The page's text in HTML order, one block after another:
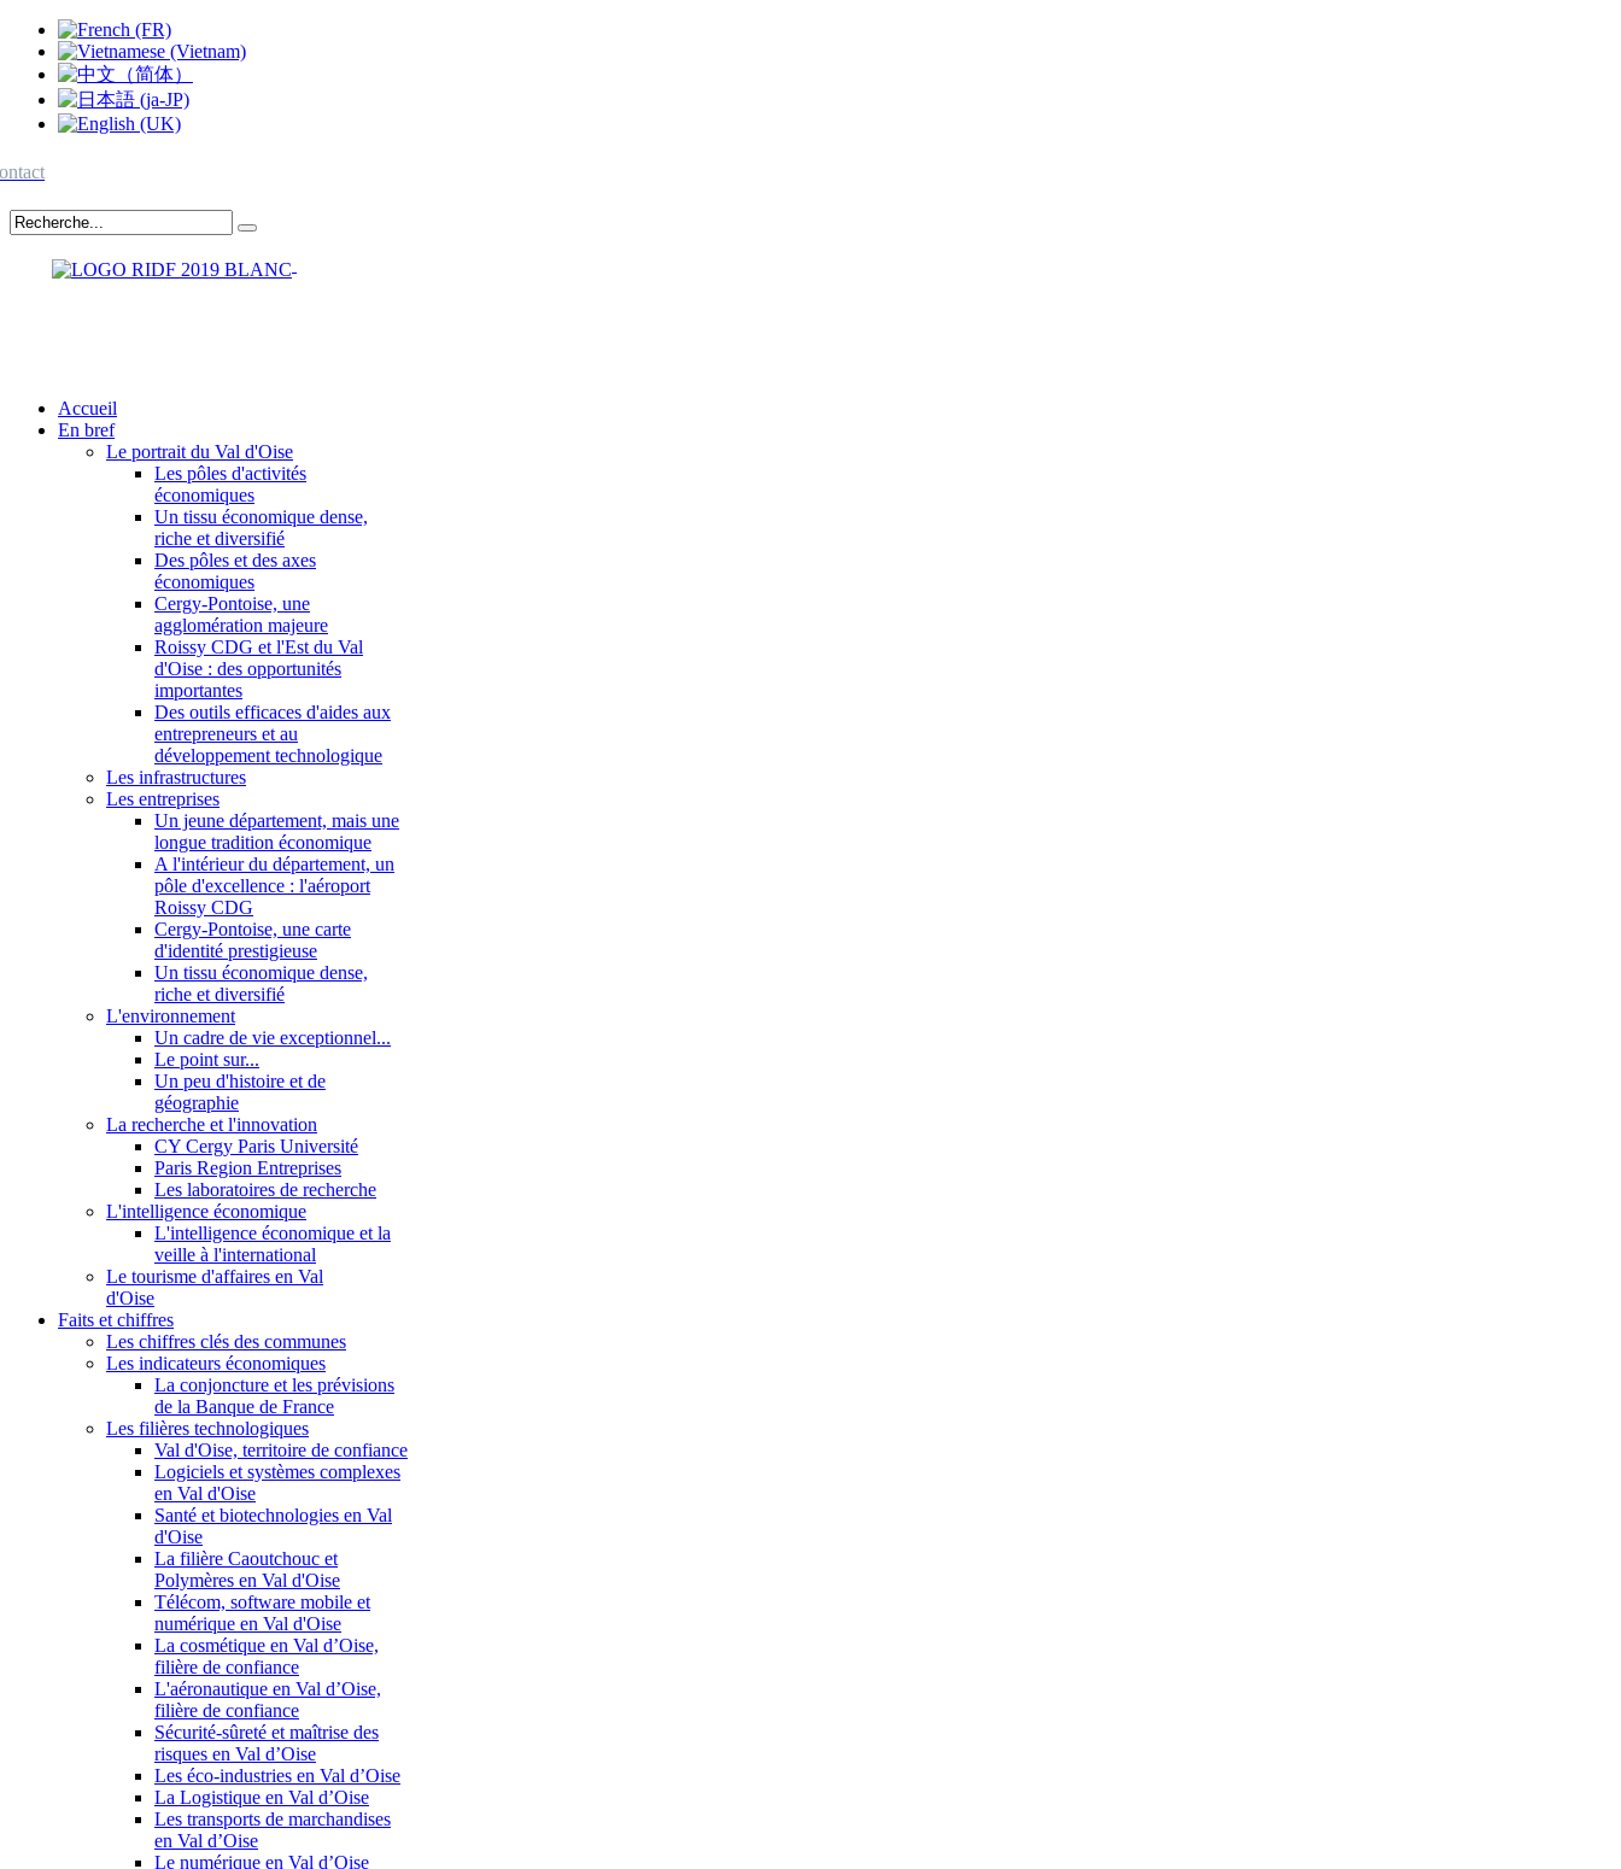
Accueil
En bref
Le portrait du Val d'Oise
Les pôles d'activités
économiques
Un tissu économique dense,
riche et diversifié
Des pôles et des axes
économiques
Cergy-Pontoise, une
agglomération majeure
Roissy CDG et l'Est du Val
d'Oise : des opportunités
importantes
Des outils efficaces d'aides aux
entrepreneurs et au
développement technologique
Les infrastructures
Les entreprises
Un jeune département, mais une
longue tradition économique
A l'intérieur du département, un
pôle d'excellence : l'aéroport
Roissy CDG
Cergy-Pontoise, une carte
d'identité prestigieuse
Un tissu économique dense,
riche et diversifié
L'environnement
Un cadre de vie exceptionnel...
Le point sur...
Un peu d'histoire et de
géographie
La recherche et l'innovation
CY Cergy Paris Université
Paris Region Entreprises
Les laboratoires de recherche
L'intelligence économique
L'intelligence économique et la
veille à l'international
Le tourisme d'affaires en Val
d'Oise
Faits et chiffres
Les chiffres clés des communes
Les indicateurs économiques
La conjoncture et les prévisions
de la Banque de France
Les filières technologiques
Val d'Oise, territoire de confiance
Logiciels et systèmes complexes
en Val d'Oise
Santé et biotechnologies en Val
d'Oise
La filière Caoutchouc et
Polymères en Val d'Oise
Télécom, software mobile et
numérique en Val d'Oise
La cosmétique en Val d’Oise,
filière de confiance
L'aéronautique en Val d’Oise,
filière de confiance
Sécurité-sûreté et maîtrise des
risques en Val d’Oise
Les éco-industries en Val d’Oise
La Logistique en Val d’Oise
Les transports de marchandises
en Val d’Oise
Le numérique en Val d’Oise